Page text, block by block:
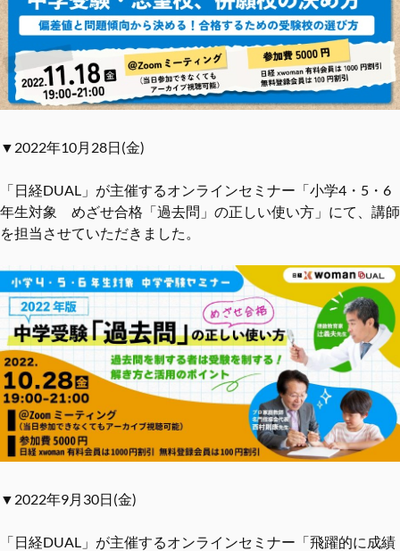
▼2022年10月28日(金)
「日経DUAL」が主催するオンラインセミナー「小学4・5・6
年生対象 めざせ合格「過去問」の正しい使い方」にて、講師
を担当させていただきました。
▼2022年9月30日(金)
「日経DUAL」が主催するオンラインセミナー「飛躍的に成績